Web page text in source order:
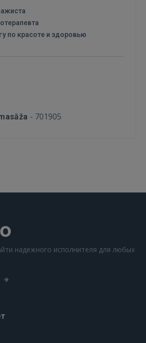
РЕГИСТРАЦИЯ
по красоте и здоровью
- 701905
надежного исполнителя для любых